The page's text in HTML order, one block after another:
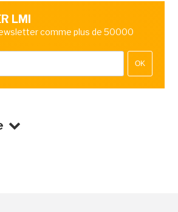
LMI
comme plus de 50000
OK